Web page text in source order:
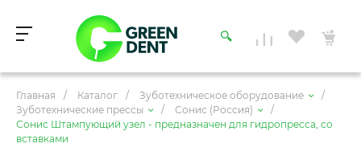
Главная / Каталог / Зуботехническое оборудование
/
Зуботехнические прессы
/ Сонис (Россия)
/
Сонис Штампующий узел - предназначен для гидропресса, со
вставками